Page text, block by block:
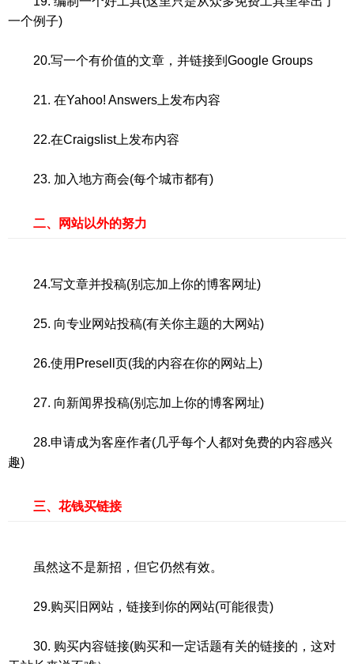
一个例子)
20.写一个有价值的文章，并链接到Google Groups
21. 在Yahoo! Answers上发布内容
22.在Craigslist上发布内容
23. 加入地方商会(每个城市都有)
二、网站以外的努力
24.写文章并投稿(别忘加上你的博客网址)
25. 向专业网站投稿(有关你主题的大网站)
26.使用Presell页(我的内容在你的网站上)
27. 向新闻界投稿(别忘加上你的博客网址)
28.申请成为客座作者(几乎每个人都对免费的内容感兴
趣)
三、花钱买链接
虽然这不是新招，但它仍然有效。
29.购买旧网站，链接到你的网站(可能很贵)
30. 购买内容链接(购买和一定话题有关的链接的，这对